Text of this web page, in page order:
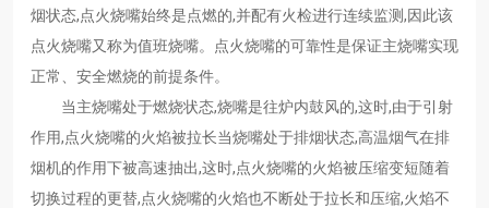
烟状态,点火烧嘴始终是点燃的,并配有火检进行连续监测,因此该
点火烧嘴又称为值班烧嘴。点火烧嘴的可靠性是保证主烧嘴实现
正常、安全燃烧的前提条件。
当主烧嘴处于燃烧状态,烧嘴是往炉内鼓风的,这时,由于引射
作用,点火烧嘴的火焰被拉长当烧嘴处于排烟状态,高温烟气在排
烟机的作用下被高速抽出,这时,点火烧嘴的火焰被压缩变短随着
切换过程的更替,点火烧嘴的火焰也不断处于拉长和压缩,火焰不